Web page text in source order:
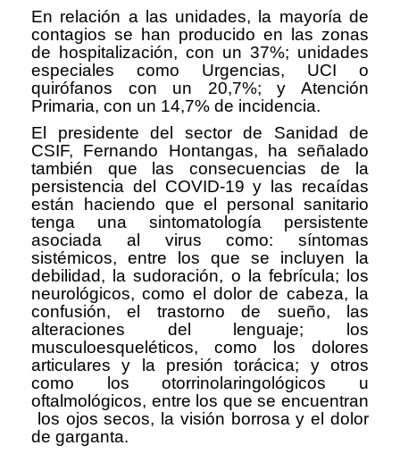
En relación a las unidades, la mayoría de
contagios se han producido en las zonas
de hospitalización, con un 37%; unidades
especiales como Urgencias, UCI o
quirófanos con un 20,7%; y Atención
Primaria, con un 14,7% de incidencia.
El presidente del sector de Sanidad de
CSIF, Fernando Hontangas, ha señalado
también que las consecuencias de la
persistencia del COVID-19 y las recaídas
están haciendo que el personal sanitario
tenga una sintomatología persistente
asociada al virus como: síntomas
sistémicos, entre los que se incluyen la
debilidad, la sudoración, o la febrícula; los
neurológicos, como el dolor de cabeza, la
confusión, el trastorno de sueño, las
alteraciones del lenguaje; los
musculoesqueléticos, como los dolores
articulares y la presión torácica; y otros
como los otorrinolaringológicos u
oftalmológicos, entre los que se encuentran
los ojos secos, la visión borrosa y el dolor
de garganta.